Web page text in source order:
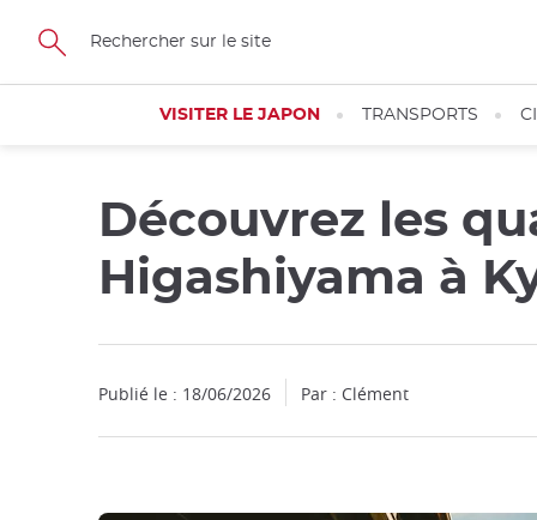
Skip
main
VISITER LE JAPON TRANSPORTS
Découvrez les
Higashiyama à
Publié le : 18/06/2026 Par : Clément